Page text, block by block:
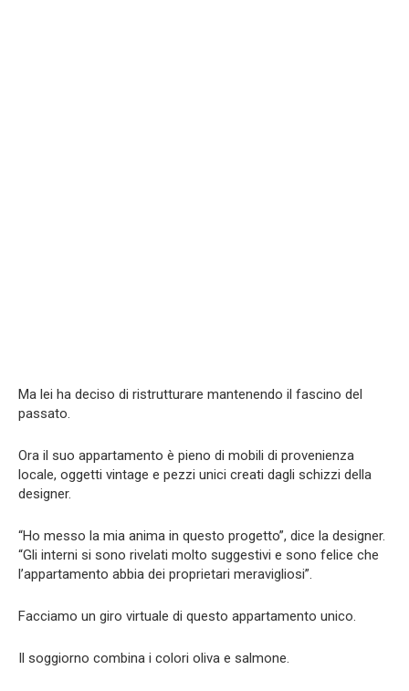
Ma lei ha deciso di ristrutturare mantenendo il fascino del
passato.
Ora il suo appartamento è pieno di mobili di provenienza
locale, oggetti vintage e pezzi unici creati dagli schizzi della
designer.
“Ho messo la mia anima in questo progetto”, dice la designer.
“Gli interni si sono rivelati molto suggestivi e sono felice che
l’appartamento abbia dei proprietari meravigliosi”.
Facciamo un giro virtuale di questo appartamento unico.
Il soggiorno combina i colori oliva e salmone.